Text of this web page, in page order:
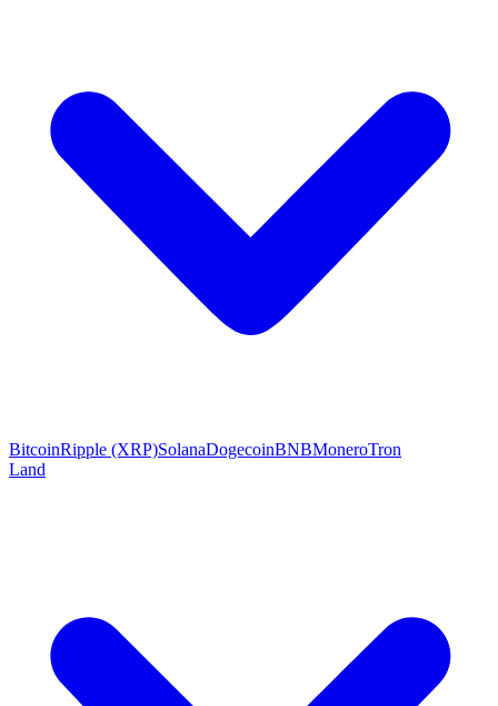
BitcoinRipple (XRP)SolanaDogecoinBNBMoneroTron
Land